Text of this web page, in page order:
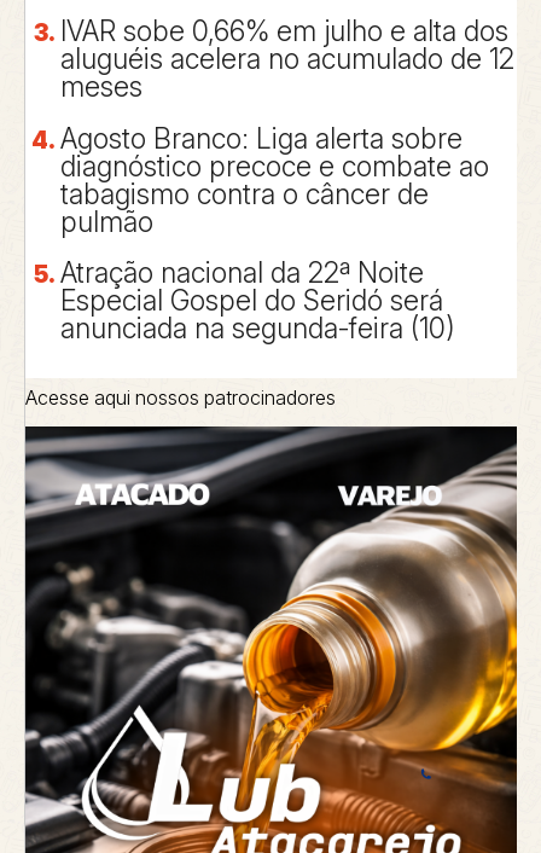
IVAR sobe 0,66% em julho e alta dos
aluguéis acelera no acumulado de 12
meses
Agosto Branco: Liga alerta sobre
diagnóstico precoce e combate ao
tabagismo contra o câncer de
pulmão
Atração nacional da 22ª Noite
Especial Gospel do Seridó será
anunciada na segunda-feira (10)
Acesse aqui nossos patrocinadores